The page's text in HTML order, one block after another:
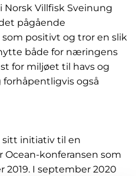
Villfisk Sveinung
pågående
positivt og tror en slik
både for næringens
for miljøet til havs og
også
sitt initiativ til en
Ocean-konferansen som
2019. I september 2020